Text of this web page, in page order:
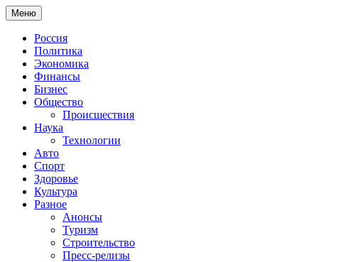
Меню
Россия
Политика
Экономика
Финансы
Бизнес
Общество
Происшествия
Наука
Технологии
Авто
Спорт
Здоровье
Культура
Разное
Анонсы
Туризм
Строительство
Пресс-релизы